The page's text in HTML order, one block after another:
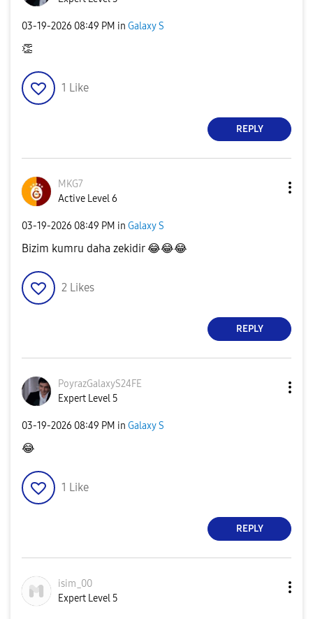
‎03-19-2026 08:49 PM in Galaxy S
👏
1 Like
REPLY
MKG7
Active Level 6
‎03-19-2026 08:49 PM in Galaxy S
Bizim kumru daha zekidir😂😂😂
2 Likes
REPLY
PoyrazGalaxyS24FE
Expert Level 5
‎03-19-2026 08:49 PM in Galaxy S
😂
1 Like
REPLY
isim_00
Expert Level 5